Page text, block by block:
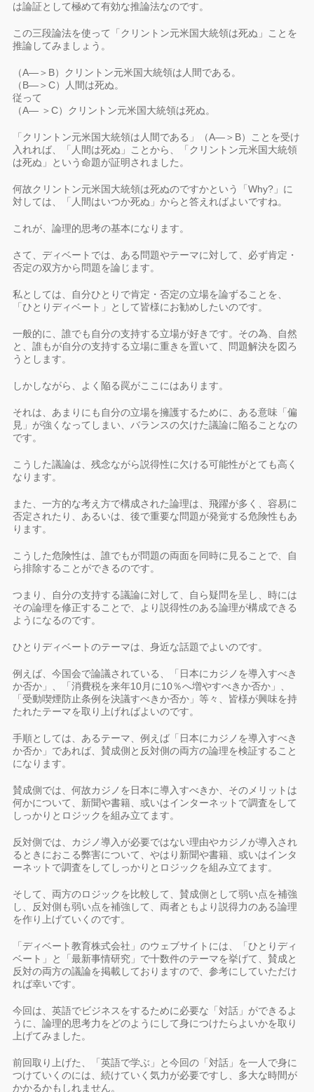
は論証として極めて有効な推論法なのです。
この三段論法を使って「クリントン元米国大統領は死ぬ」ことを
推論してみましょう。
（A—＞B）クリントン元米国大統領は人間である。
（B—＞C）人間は死ぬ。
従って
（A— ＞C）クリントン元米国大統領は死ぬ。
「クリントン元米国大統領は人間である」（A—＞B）ことを受け
入れれば、「人間は死ぬ」ことから、「クリントン元米国大統領
は死ぬ」という命題が証明されました。
何故クリントン元米国大統領は死ぬのですかという「Why?」に
対しては、「人間はいつか死ぬ」からと答えればよいですね。
これが、論理的思考の基本になります。
さて、ディベートでは、ある問題やテーマに対して、必ず肯定・
否定の双方から問題を論じます。
私としては、自分ひとりで肯定・否定の立場を論ずることを、
「ひとりディベート」として皆様にお勧めしたいのです。
一般的に、誰でも自分の支持する立場が好きです。その為、自然
と、誰もが自分の支持する立場に重きを置いて、問題解決を図ろ
うとします。
しかしながら、よく陥る罠がここにはあります。
それは、あまりにも自分の立場を擁護するために、ある意味「偏
見」が強くなってしまい、バランスの欠けた議論に陥ることなの
です。
こうした議論は、残念ながら説得性に欠ける可能性がとても高く
なります。
また、一方的な考え方で構成された論理は、飛躍が多く、容易に
否定されたり、あるいは、後で重要な問題が発覚する危険性もあ
ります。
こうした危険性は、誰でもが問題の両面を同時に見ることで、自
ら排除することができるのです。
つまり、自分の支持する議論に対して、自ら疑問を呈し、時には
その論理を修正することで、より説得性のある論理が構成できる
ようになるのです。
ひとりディベートのテーマは、身近な話題でよいのです。
例えば、今国会で論議されている、「日本にカジノを導入すべき
か否か」、「消費税を来年10月に10％へ増やすべきか否か」、
「受動喫煙防止条例を決議すべきか否か」等々、皆様が興味を持
たれたテーマを取り上げればよいのです。
手順としては、あるテーマ、例えば「日本にカジノを導入すべき
か否か」であれば、賛成側と反対側の両方の論理を検証すること
になります。
賛成側では、何故カジノを日本に導入すべきか、そのメリットは
何かについて、新聞や書籍、或いはインターネットで調査をして
しっかりとロジックを組み立てます。
反対側では、カジノ導入が必要ではない理由やカジノが導入され
るときにおこる弊害について、やはり新聞や書籍、或いはインタ
ーネットで調査をしてしっかりとロジックを組み立てます。
そして、両方のロジックを比較して、賛成側として弱い点を補強
し、反対側も弱い点を補強して、両者ともより説得力のある論理
を作り上げていくのです。
「ディベート教育株式会社」のウェブサイトには、「ひとりディ
ベート」と「最新事情研究」で十数件のテーマを挙げて、賛成と
反対の両方の議論を掲載しておりますので、参考にしていただけ
れば幸いです。
今回は、英語でビジネスをするために必要な「対話」ができるよ
うに、論理的思考力をどのようにして身につけたらよいかを取り
上げてみました。
前回取り上げた、「英語で学ぶ」と今回の「対話」を一人で身に
つけていくのには、続けていく気力が必要ですし、多大な時間が
かかるかもしれません。